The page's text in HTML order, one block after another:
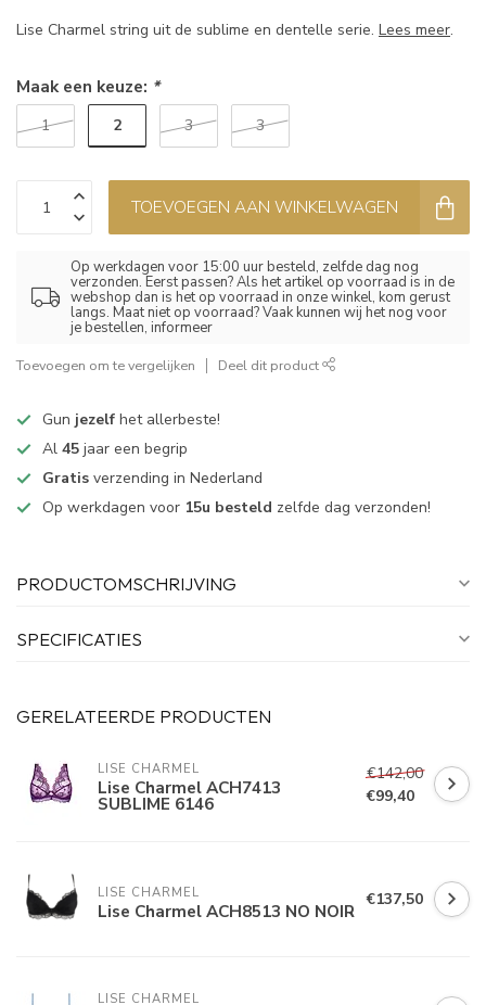
Lise Charmel string uit de sublime en dentelle serie. Lees meer.
Maak een keuze: *
1 2 3 3
TOEVOEGEN AAN WINKELWAGEN
Op werkdagen voor 15:00 uur besteld, zelfde dag nog
verzonden. Eerst passen? Als het artikel op voorraad is in de
webshop dan is het op voorraad in onze winkel, kom gerust
langs. Maat niet op voorraad? Vaak kunnen wij het nog voor
je bestellen, informeer
Toevoegen om te vergelijken Deel dit product
Gun jezelf het allerbeste!
Al 45 jaar een begrip
Gratis verzending in Nederland
Op werkdagen voor 15u besteld zelfde dag verzonden!
PRODUCTOMSCHRIJVING
SPECIFICATIES
GERELATEERDE PRODUCTEN
LISE CHARMEL
Lise Charmel ACH7413
SUBLIME 6146
€142,00
€99,40
LISE CHARMEL
Lise Charmel ACH8513 NO NOIR €137,50
LISE CHARMEL